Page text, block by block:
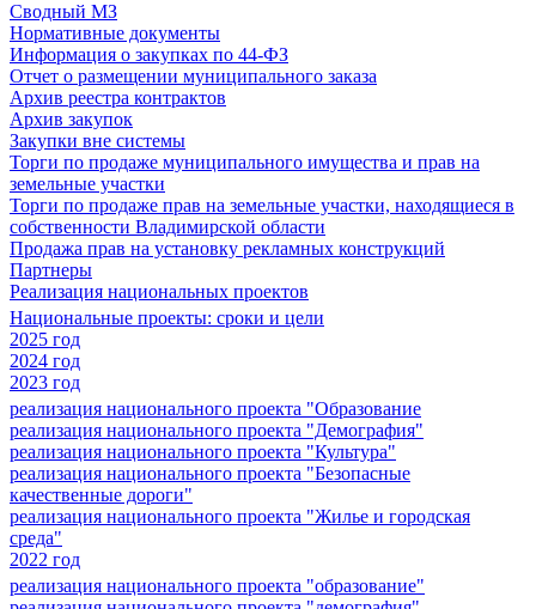
Сводный МЗ
Нормативные документы
Информация о закупках по 44-ФЗ
Отчет о размещении муниципального заказа
Архив реестра контрактов
Архив закупок
Закупки вне системы
Торги по продаже муниципального имущества и прав на
земельные участки
Торги по продаже прав на земельные участки, находящиеся в
собственности Владимирской области
Продажа прав на установку рекламных конструкций
Партнеры
Реализация национальных проектов
Национальные проекты: сроки и цели
2025 год
2024 год
2023 год
реализация национального проекта "Образование
реализация национального проекта "Демография"
реализация национального проекта "Культура"
реализация национального проекта "Безопасные
качественные дороги"
реализация национального проекта "Жилье и городская
среда"
2022 год
реализация национального проекта "образование"